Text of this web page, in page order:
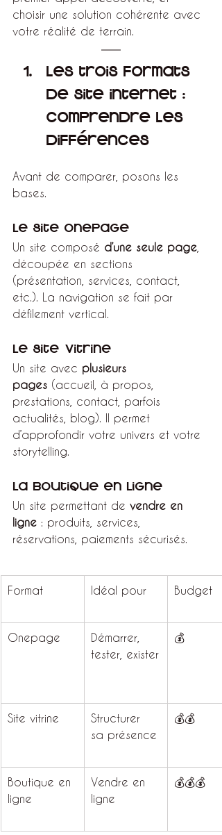
choisir une solution cohérente avec
votre réalité de terrain.
Les trois formats
de site internet :
comprendre les
différences
Avant de comparer, posons les
bases.
Le site Onepage
Un site composé d’une seule page
découpée en sections
(présentation, services, contact,
etc.). La navigation se fait par
défilement vertical.
Le site vitrine
Un site avec plusieurs
pages (accueil, à propos,
prestations, contact, parfois
actualités, blog). Il permet
d’approfondir votre univers et votre
storytelling.
La boutique en ligne
Un site permettant de vendre en
ligne : produits, services,
réservations, paiements sécurisés.
Format Idéal pour Budget
Onepage
Démarrer,
tester, exister
💰
Site vitrine
Structurer
sa présence
💰💰
Boutique en
ligne
Vendre en
ligne
💰💰💰